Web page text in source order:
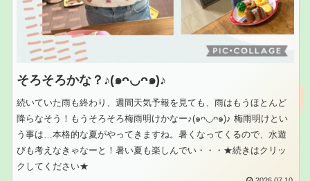
そろそろかな？♪(๑ᴖ◡ᴖ๑)♪
続いていた雨も終わり、週間天気予報を見ても、雨はもうほとんど
降らなそう！もうそろそろ梅雨明けかなー♪(๑ᴖ◡ᴖ๑)♪ 梅雨明けとい
う事は…本格的な夏がやってきますね。暑くなってくるので、水遊
びも考えなきゃなーと！暑い夏も楽しんでい・・・★続きはクリッ
クしてください★